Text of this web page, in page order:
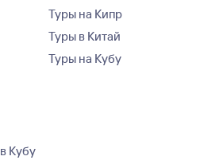
Туры на Кипр
Туры в Китай
Туры на Кубу
Кубу